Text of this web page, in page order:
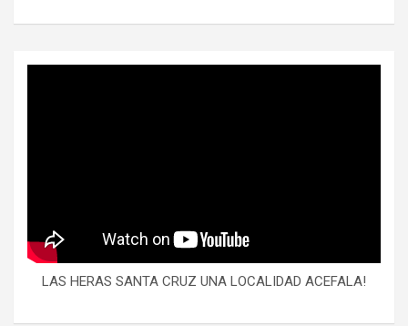
LAS HERAS SANTA CRUZ UNA LOCALIDAD ACEFALA!